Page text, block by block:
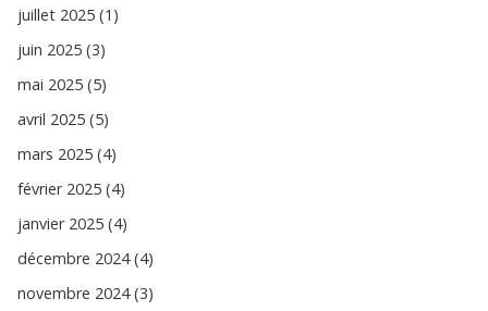
juillet 2025 (1)
juin 2025 (3)
mai 2025 (5)
avril 2025 (5)
mars 2025 (4)
février 2025 (4)
janvier 2025 (4)
décembre 2024 (4)
novembre 2024 (3)